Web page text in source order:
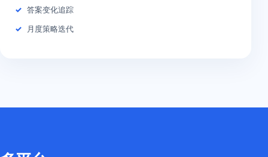
答案变化追踪
月度策略迭代